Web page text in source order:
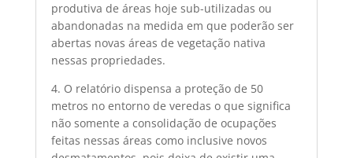
produtiva de áreas hoje sub-utilizadas ou
abandonadas na medida em que poderão ser
abertas novas áreas de vegetação nativa
nessas propriedades.
4. O relatório dispensa a proteção de 50
metros no entorno de veredas o que significa
não somente a consolidação de ocupações
feitas nessas áreas como inclusive novos